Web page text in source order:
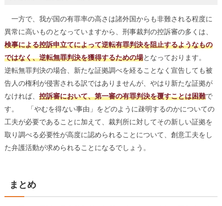
一方で、我が国の有罪率の高さは諸外国からも非難される程度に
異常に高いものとなっていますから、刑事裁判の控訴審の多くは、
検事による控訴申立てによって逆転有罪判決を阻止するようなもの
ではなく、逆転無罪判決を獲得するための場となっております。
逆転無罪判決の場合、新たな証拠調べを経ることなく宣告しても被
告人の権利が侵害される訳ではありませんが、やはり新たな証拠が
なければ、 控訴審において、第一審の有罪判決を覆すことは困難で
す。 「やむを得ない事由」をどのように疎明するのかについての
工夫が必要であることに加えて、裁判所に対してその新しい証拠を
取り調べる必要性が高度に認められることについて、創意工夫をし
た弁護活動が求められることになるでしょう。
まとめ